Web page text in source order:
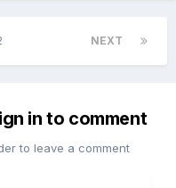
NEXT
in to comment
to leave a comment